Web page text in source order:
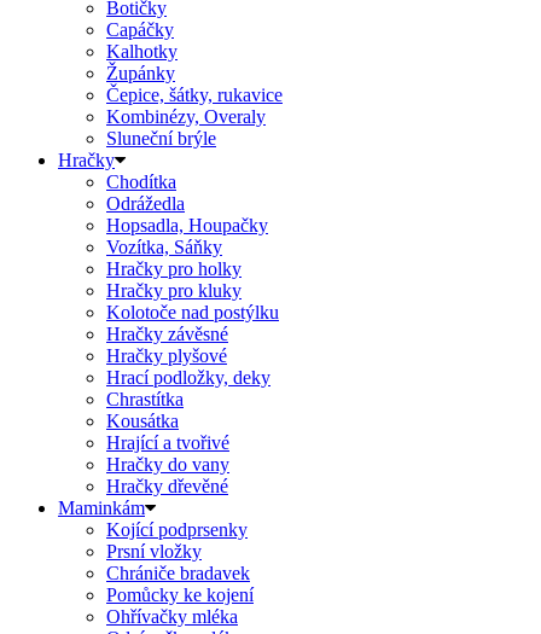
Botičky
Capáčky
Kalhotky
Župánky
Čepice, šátky, rukavice
Kombinézy, Overaly
Sluneční brýle
Hračky
Chodítka
Odrážedla
Hopsadla, Houpačky
Vozítka, Sáňky
Hračky pro holky
Hračky pro kluky
Kolotoče nad postýlku
Hračky závěsné
Hračky plyšové
Hrací podložky, deky
Chrastítka
Kousátka
Hrající a tvořivé
Hračky do vany
Hračky dřevěné
Maminkám
Kojící podprsenky
Prsní vložky
Chrániče bradavek
Pomůcky ke kojení
Ohřívačky mléka